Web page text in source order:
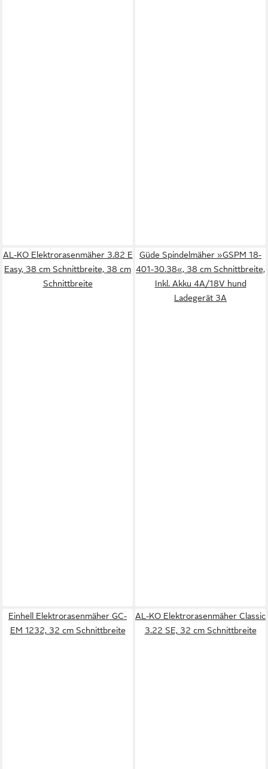
AL-KO Elektrorasenmäher 3.82 E
Easy, 38 cm Schnittbreite, 38 cm
Schnittbreite
Güde Spindelmäher »GSPM 18-
401-30.38«, 38 cm Schnittbreite,
Inkl. Akku 4A/18V hund
Ladegerät 3A
Einhell Elektrorasenmäher GC-
EM 1232, 32 cm Schnittbreite
AL-KO Elektrorasenmäher Classic
3.22 SE, 32 cm Schnittbreite